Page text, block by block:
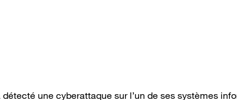
une cyberattaque sur l’un de ses systèmes